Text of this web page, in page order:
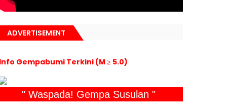
ADVERTISEMENT
Info Gempabumi Terkini (M ≥ 5.0)
" Waspada! Gempa Susulan "